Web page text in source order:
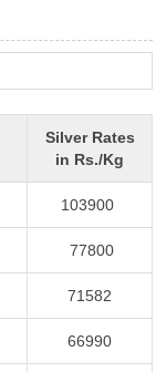
Silver Rates
in Rs./Kg
103900
77800
71582
66990